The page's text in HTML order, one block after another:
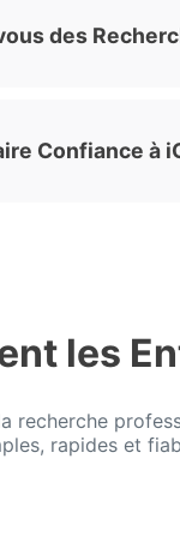
des
Confiance à
les
recherche
rapides et